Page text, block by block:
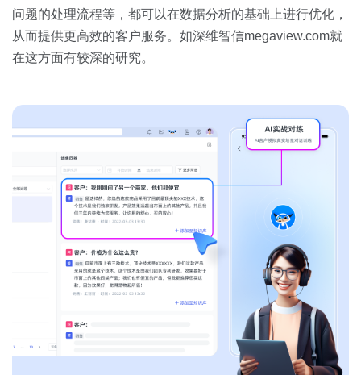
问题的处理流程等，都可以在数据分析的基础上进行优化，
从而提供更高效的客户服务。如深维智信megaview.com就
在这方面有较深的研究。